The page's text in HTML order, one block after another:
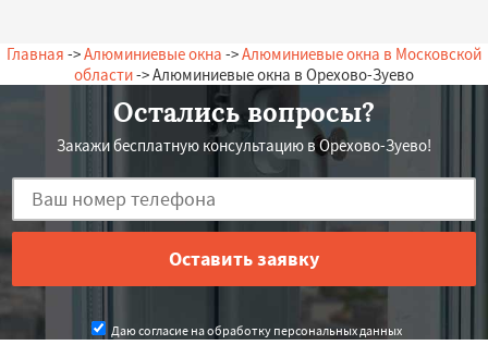
Главная ->Алюминиевые окна ->Алюминиевые окна в Московской
области-> Алюминиевые окна в Орехово-Зуево
Остались вопросы?
Закажи бесплатную консультацию в Орехово-Зуево!
Даю согласие на обработку персональных данных